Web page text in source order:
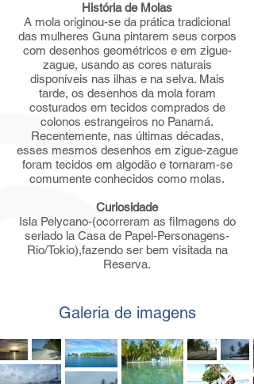
História de Molas
A mola originou-se da prática tradicional
das mulheres Guna pintarem seus corpos
com desenhos geométricos e em zigue-
zague, usando as cores naturais
disponíveis nas ilhas e na selva. Mais
tarde, os desenhos da mola foram
costurados em tecidos comprados de
colonos estrangeiros no Panamá.
Recentemente, nas últimas décadas,
esses mesmos desenhos em zigue-zague
foram tecidos em algodão e tornaram-se
comumente conhecidos como molas.
Curiosidade
Isla Pelycano-(ocorreram as filmagens do
seriado la Casa de Papel-Personagens-
Rio/Tokio),fazendo ser bem visitada na
Reserva.
Galeria de imagens